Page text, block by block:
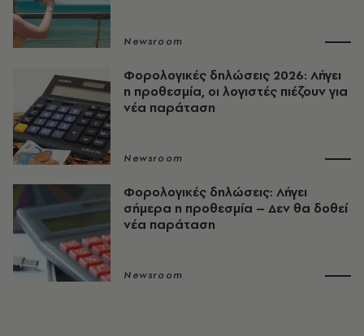
Newsroom
Φορολογικές δηλώσεις 2026: Λήγει
η προθεσμία, οι λογιστές πιέζουν για
νέα παράταση
Newsroom
Φορολογικές δηλώσεις: Λήγει
σήμερα η προθεσμία – Δεν θα δοθεί
νέα παράταση
Newsroom